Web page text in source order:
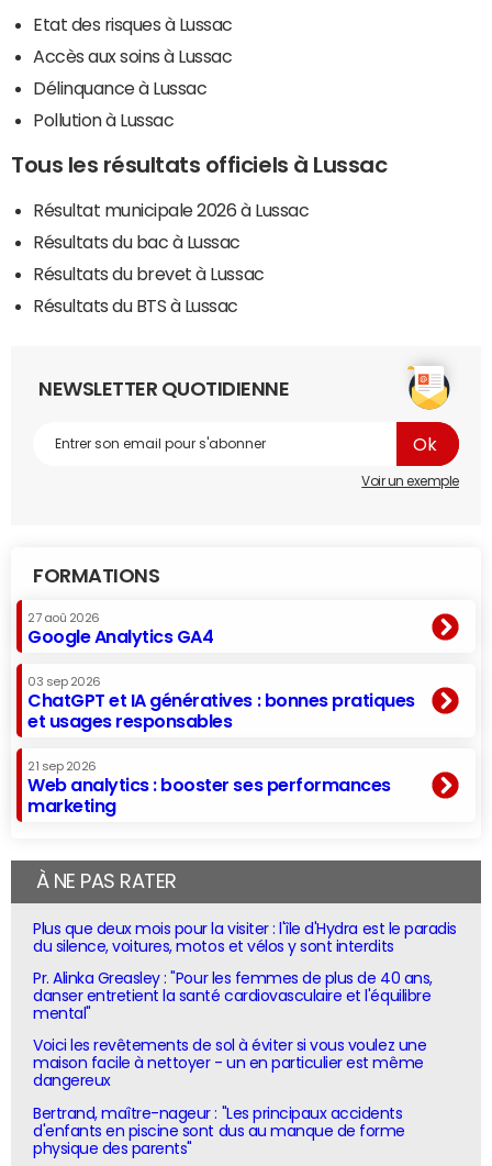
Etat des risques à Lussac
Accès aux soins à Lussac
Délinquance à Lussac
Pollution à Lussac
Tous les résultats officiels à Lussac
Résultat municipale 2026 à Lussac
Résultats du bac à Lussac
Résultats du brevet à Lussac
Résultats du BTS à Lussac
NEWSLETTER QUOTIDIENNE
Voir un exemple
FORMATIONS
27 aoû 2026
Google Analytics GA4
03 sep 2026
ChatGPT et IA génératives : bonnes pratiques
et usages responsables
21 sep 2026
Web analytics : booster ses performances
marketing
À NE PAS RATER
Plus que deux mois pour la visiter : l'île d'Hydra est le paradis
du silence, voitures, motos et vélos y sont interdits
Pr. Alinka Greasley : "Pour les femmes de plus de 40 ans,
danser entretient la santé cardiovasculaire et l'équilibre
mental"
Voici les revêtements de sol à éviter si vous voulez une
maison facile à nettoyer - un en particulier est même
dangereux
Bertrand, maître-nageur : "Les principaux accidents
d'enfants en piscine sont dus au manque de forme
physique des parents"